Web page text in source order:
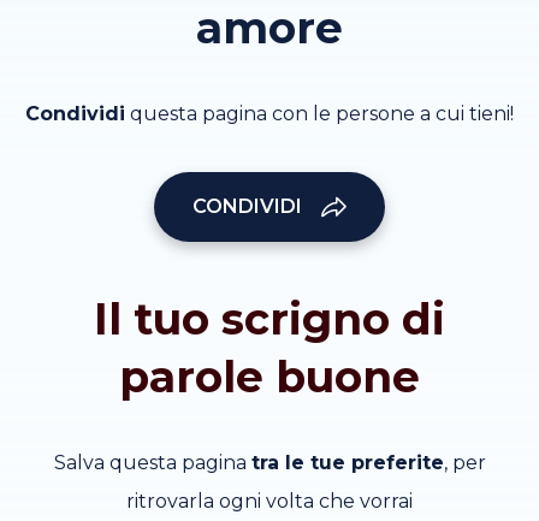
amore
Condividi questa pagina con le persone a cui tieni!
CONDIVIDI
Il tuo scrigno di
parole buone
Salva questa pagina tra le tue preferite, per
ritrovarla ogni volta che vorrai